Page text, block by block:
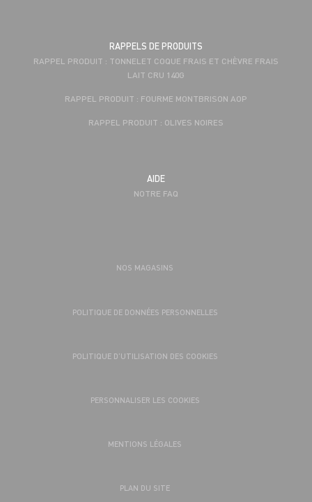
RAPPELS DE PRODUITS
RAPPEL PRODUIT : TONNELET COQUE FRAIS ET CHÈVRE FRAIS
LAIT CRU 140G
RAPPEL PRODUIT : FOURME MONTBRISON AOP
RAPPEL PRODUIT : OLIVES NOIRES
AIDE
NOTRE FAQ
NOS MAGASINS
POLITIQUE DE DONNÉES PERSONNELLES
POLITIQUE D’UTILISATION DES COOKIES
PERSONNALISER LES COOKIES
MENTIONS LÉGALES
PLAN DU SITE